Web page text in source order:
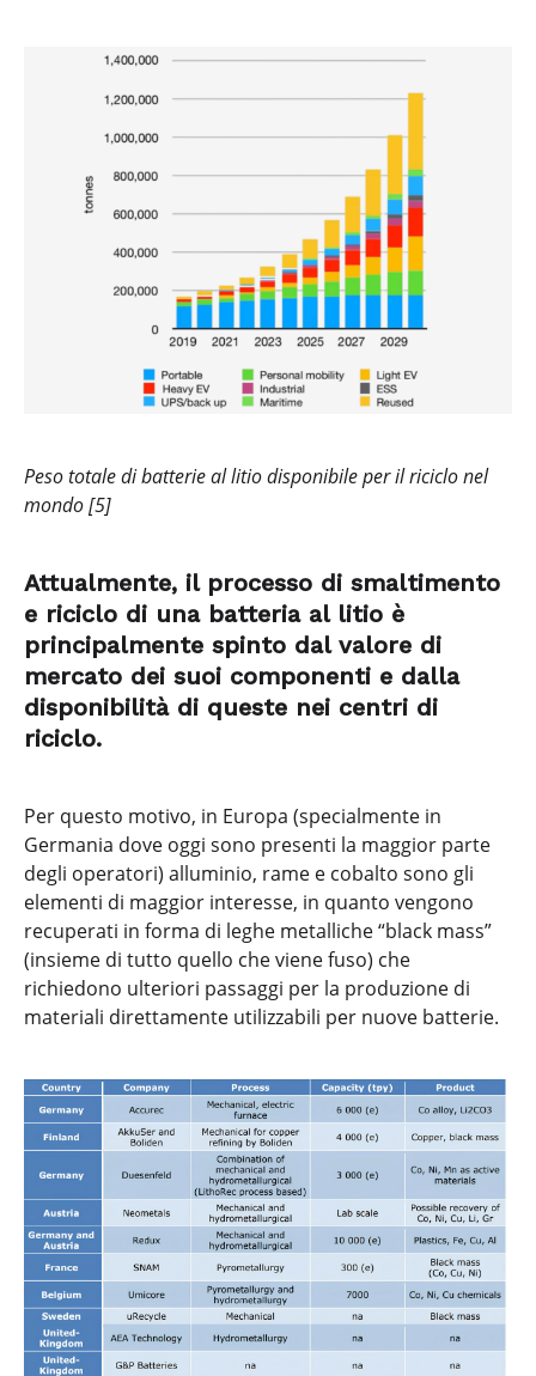
Peso totale di batterie al litio disponibile per il riciclo nel
mondo [5]
Attualmente, il processo di smaltimento
e riciclo di una batteria al litio è
principalmente spinto dal valore di
mercato dei suoi componenti e dalla
disponibilità di queste nei centri di
riciclo.
Per questo motivo, in Europa (specialmente in
Germania dove oggi sono presenti la maggior parte
degli operatori) alluminio, rame e cobalto sono gli
elementi di maggior interesse, in quanto vengono
recuperati in forma di leghe metalliche “black mass”
(insieme di tutto quello che viene fuso) che
richiedono ulteriori passaggi per la produzione di
materiali direttamente utilizzabili per nuove batterie.